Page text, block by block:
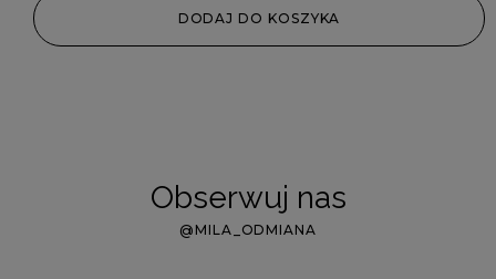
DODAJ DO KOSZYKA
Obserwuj nas
@MILA_ODMIANA